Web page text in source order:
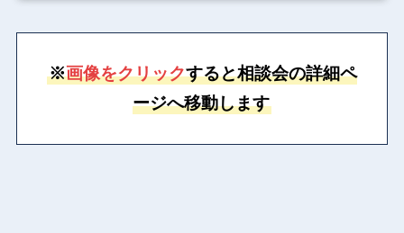
※画像をクリックすると相談会の詳細ペ
ージへ移動します